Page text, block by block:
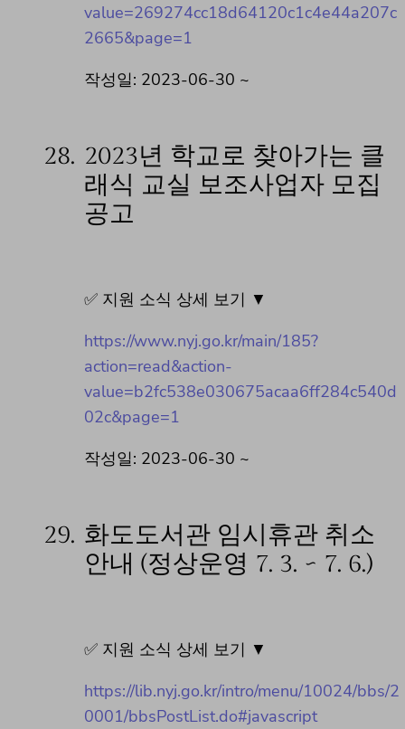
value=269274cc18d64120c1c4e44a207c
2665&page=1
작성일: 2023-06-30 ~
28. 2023년 학교로 찾아가는 클
래식 교실 보조사업자 모집
공고
✅ 지원 소식 상세 보기 ▼
https://www.nyj.go.kr/main/185?
action=read&action-
value=b2fc538e030675acaa6ff284c540d
02c&page=1
작성일: 2023-06-30 ~
29. 화도도서관 임시휴관 취소
안내 (정상운영 7. 3. ~ 7. 6.)
✅ 지원 소식 상세 보기 ▼
https://lib.nyj.go.kr/intro/menu/10024/bbs/2
0001/bbsPostList.do#javascript